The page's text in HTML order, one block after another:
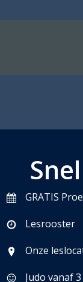
GRATIS
Lesrooster
Onze
Judo vanaf